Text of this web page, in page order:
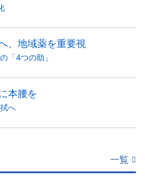
、地域薬を重要視
「4つの助」
本腰を
へ
一覧